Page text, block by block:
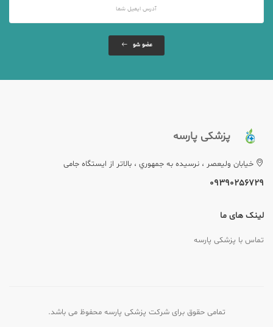
عضو شو
پزشکی پارسه
خيابان وليعصر ، نرسيده به جمهوري ، بالاتر از ایستگاه جامی
09390256729
لینک های ما
تماس با پزشکی پارسه
تمامی حقوق برای شرکت پزشکی پارسه محفوظ می باشد.